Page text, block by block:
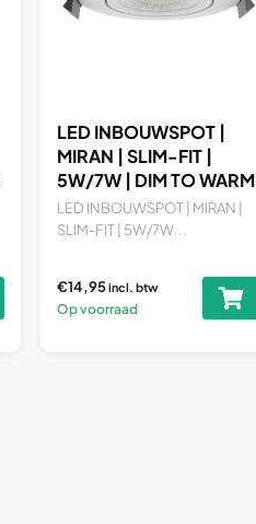
LED INBOUWSPOT |
MIRAN | SLIM-FIT |
5W/7W | DIM TO WARM
+ CCT-SWITCH | WIT
LED INBOUWSPOT | MIRAN |
SLIM-FIT | 5W/7W...
€14,95incl. btw
Op voorraad